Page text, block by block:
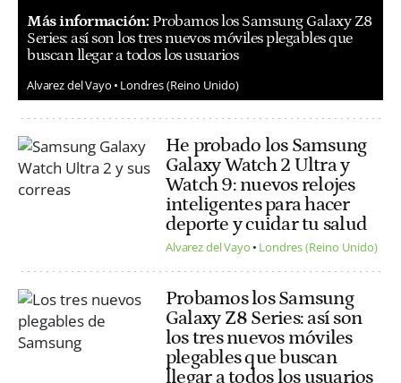
Más información: Probamos los Samsung Galaxy Z8
Series: así son los tres nuevos móviles plegables que
buscan llegar a todos los usuarios
Alvarez del Vayo Londres (Reino Unido)
He probado los Samsung
Galaxy Watch 2 Ultra y
Watch 9: nuevos relojes
inteligentes para hacer
deporte y cuidar tu salud
Alvarez del Vayo Londres (Reino Unido)
Probamos los Samsung
Galaxy Z8 Series: así son
los tres nuevos móviles
plegables que buscan
llegar a todos los usuarios